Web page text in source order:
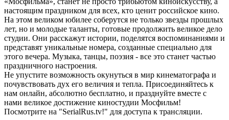
настоящим праздником для всех, кто ценит российское кино.
На этом великом юбилее соберутся не только звезды прошлых
лет, но и молодые таланты, готовые продолжить великое дело
студии. Они расскажут истории, поделятся воспоминаниями и
представят уникальные номера, созданные специально для
этого вечера. Музыка, танцы, поэзия - все это станет частью
праздничного настроения.
Не упустите возможность окунуться в мир кинематографа и
почувствовать дух его величия и тепла. Присоединяйтесь к
нам онлайн, абсолютно бесплатно, и празднуйте вместе с
нами великое достижение киностудии Мосфильм!
Посмотрите на "SerialRus.tv!" для доступа к трансляции.